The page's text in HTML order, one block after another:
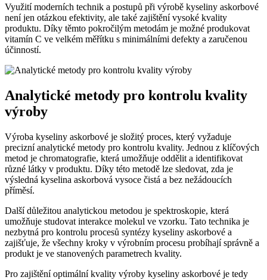
Využití moderních technik a postupů při výrobě kyseliny askorbové
není jen otázkou efektivity, ale také zajištění vysoké kvality
produktu. Díky těmto pokročilým metodám je možné produkovat
vitamín C ve velkém měřítku s minimálními defekty a zaručenou
účinností.
Analytické metody pro kontrolu kvality
výroby
Výroba kyseliny askorbové je složitý proces, který vyžaduje
precizní analytické metody pro kontrolu kvality. Jednou z klíčových
metod je chromatografie, která umožňuje oddělit a identifikovat
různé látky v produktu. Díky této metodě lze sledovat, zda je
výsledná kyselina askorbová vysoce čistá a bez nežádoucích
příměsí.
Další důležitou analytickou metodou je spektroskopie, která
umožňuje studovat interakce molekul ve vzorku. Tato technika je
nezbytná pro kontrolu procesů syntézy kyseliny askorbové a
zajišťuje, že všechny kroky v výrobním procesu probíhají správně a
produkt je ve stanovených parametrech kvality.
Pro zajištění optimální kvality výroby kyseliny askorbové je tedy